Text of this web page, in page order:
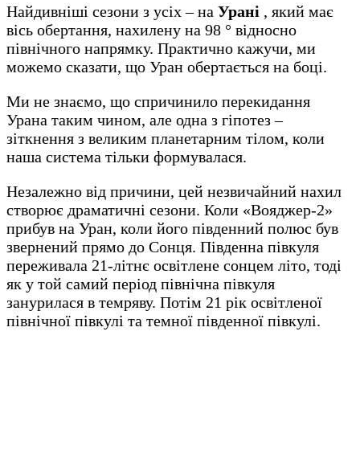
Найдивніші сезони з усіх – на Урані , який має
вісь обертання, нахилену на 98 ° відносно
північного напрямку. Практично кажучи, ми
можемо сказати, що Уран обертається на боці.
Ми не знаємо, що спричинило перекидання
Урана таким чином, але одна з гіпотез –
зіткнення з великим планетарним тілом, коли
наша система тільки формувалася.
Незалежно від причини, цей незвичайний нахил
створює драматичні сезони. Коли «Вояджер-2»
прибув на Уран, коли його південний полюс був
звернений прямо до Сонця. Південна півкуля
переживала 21-літнє освітлене сонцем літо, тоді
як у той самий період північна півкуля
занурилася в темряву. Потім 21 рік освітленої
північної півкулі та темної південної півкулі.